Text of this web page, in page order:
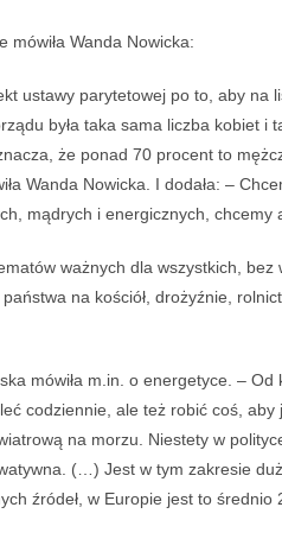
mówiła Wanda Nowicka:
ustawy parytetowej po to, aby
była taka sama liczba kobiet
że ponad 70 procent to
Wanda Nowicka. I dodała: –
mądrych i energicznych, chcemy
ważnych dla wszystkich, bez
na kościół, drożyźnie,
mówiła m.in. o energetyce. –
codziennie, ale też robić coś,
na morzu. Niestety w
(…) Jest w tym zakresie
źródeł, w Europie jest to